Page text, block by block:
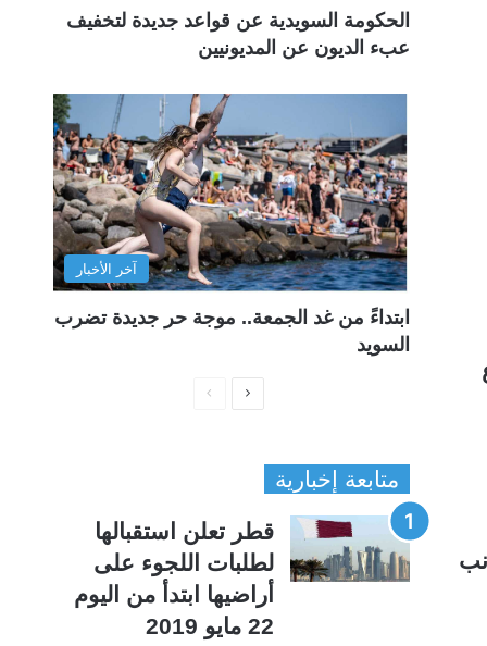
الحكومة السويدية عن قواعد جديدة لتخفيف
عبء الديون عن المديونيين
آخر الأخبار
ابتداءً من غد الجمعة.. موجة حر جديدة تضرب
السويد
ة
ا
ل
س
ا
ل
ت
متابعة إخبارية
قطر تعلن استقبالها
لطلبات اللجوء على
أراضيها ابتدأ من اليوم
22 مايو 2019